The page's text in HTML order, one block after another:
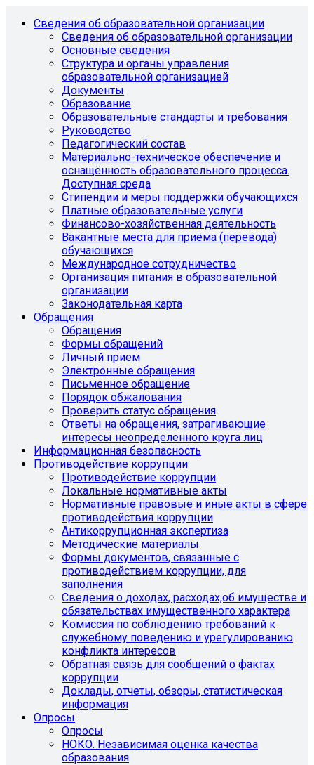
Сведения об образовательной организации
Сведения об образовательной организации
Основные сведения
Структура и органы управления
образовательной организацией
Документы
Образование
Образовательные стандарты и требования
Руководство
Педагогический состав
Материально-техническое обеспечение и
оснащённость образовательного процесса.
Доступная среда
Стипендии и меры поддержки обучающихся
Платные образовательные услуги
Финансово-хозяйственная деятельность
Вакантные места для приёма (перевода)
обучающихся
Международное сотрудничество
Организация питания в образовательной
организации
Законодательная карта
Обращения
Обращения
Формы обращений
Личный прием
Электронные обращения
Письменное обращение
Порядок обжалования
Проверить статус обращения
Ответы на обращения, затрагивающие
интересы неопределенного круга лиц
Информационная безопасность
Противодействие коррупции
Противодействие коррупции
Локальные нормативные акты
Нормативные правовые и иные акты в сфере
противодействия коррупции
Антикоррупционная экспертиза
Методические материалы
Формы документов, связанные с
противодействием коррупции, для
заполнения
Сведения о доходах, расходах,об имуществе и
обязательствах имущественного характера
Комиссия по соблюдению требований к
служебному поведению и урегулированию
конфликта интересов
Обратная связь для сообщений о фактах
коррупции
Доклады, отчеты, обзоры, статистическая
информация
Опросы
Опросы
НОКО. Независимая оценка качества
образования